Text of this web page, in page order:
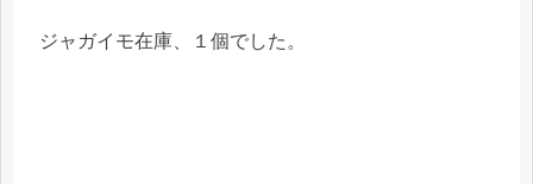
ジャガイモ在庫、１個でした。